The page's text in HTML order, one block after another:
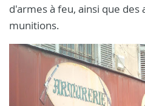
d'armes à feu, ainsi que des
munitions.